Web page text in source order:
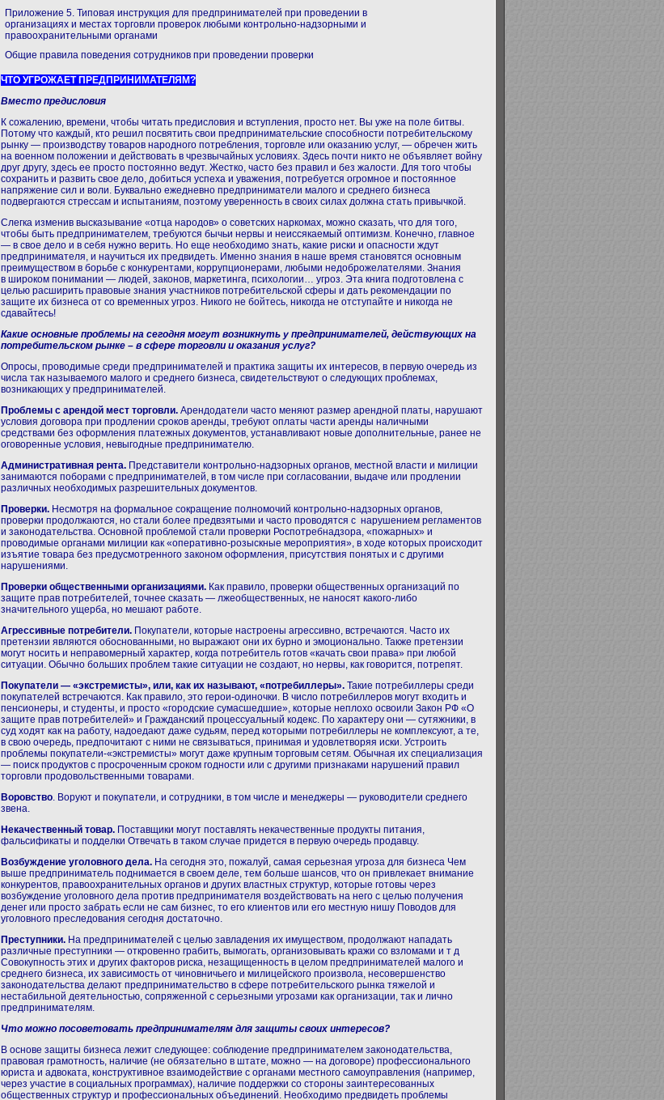
Приложение 5. Типовая инструкция для предпринимателей при проведении в
организациях и местах торговли проверок любыми контрольно-надзорными и
правоохранительными органами
Общие правила поведения сотрудников при проведении проверки
ЧТО УГРОЖАЕТ ПРЕДПРИНИМАТЕЛЯМ?
Вместо предисловия
К сожалению, времени, чтобы читать предисловия и вступления, просто нет. Вы уже на поле битвы.
Потому что каждый, кто решил посвятить свои предпринимательские способности потребительскому
рынку — производству товаров народного потребления, торговле или оказанию услуг, — обречен жить
на военном положении и действовать в чрезвычайных условиях. Здесь почти никто не объявляет войну
друг другу, здесь ее просто постоянно ведут. Жестко, часто без правил и без жалости. Для того чтобы
сохранить и развить свое дело, добиться успеха и уважения, потребуется огромное и постоянное
напряжение сил и воли. Буквально ежедневно предприниматели малого и среднего бизнеса
подвергаются стрессам и испытаниям, поэтому уверенность в своих силах должна стать привычкой.
Слегка изменив высказывание «отца народов» о советских наркомах, можно сказать, что для того,
чтобы быть предпринимателем, требуются бычьи нервы и неиссякаемый оптимизм. Конечно, главное
— в свое дело и в себя нужно верить. Но еще необходимо знать, какие риски и опасности ждут
предпринимателя, и научиться их предвидеть. Именно знания в наше время становятся основным
преимуществом в борьбе с конкурентами, коррупционерами, любыми недоброжелателями. Знания
в широком понимании — людей, законов, маркетинга, психологии… угроз. Эта книга подготовлена с
целью расширить правовые знания участников потребительской сферы и дать рекомендации по
защите их бизнеса от со временных угроз. Никого не бойтесь, никогда не отступайте и никогда не
сдавайтесь!
Какие основные проблемы на сегодня могут возникнуть у предпринимателей, действующих на
потребительском рынке – в сфере торговли и оказания услуг?
Опросы, проводимые среди предпринимателей и практика защиты их интересов, в первую очередь из
числа так называемого малого и среднего бизнеса, свидетельствуют о следующих проблемах,
возникающих у предпринимателей.
Проблемы с арендой мест торговли. Арендодатели часто меняют размер арендной платы, нарушают
условия договора при продлении сроков аренды, требуют оплаты части аренды наличными
средствами без оформления платежных документов, устанавливают новые дополнительные, ранее не
оговоренные условия, невыгодные предпринимателю.
Административная рента. Представители контрольно-надзорных органов, местной власти и милиции
занимаются поборами с предпринимателей, в том числе при согласовании, выдаче или продлении
различных необходимых разрешительных документов.
Проверки. Несмотря на формальное сокращение полномочий контрольно-надзорных органов,
проверки продолжаются, но стали более предвзятыми и часто проводятся с нарушением регламентов
и законодательства. Основной проблемой стали проверки Роспотребнадзора, «пожарных» и
проводимые органами милиции как «оперативно-розыскные мероприятия», в ходе которых происходит
изъятие товара без предусмотренного законом оформления, присутствия понятых и с другими
нарушениями.
Проверки общественными организациями. Как правило, проверки общественных организаций по
защите прав потребителей, точнее сказать — лжеобщественных, не наносят какого-либо
значительного ущерба, но мешают работе.
Агрессивные потребители. Покупатели, которые настроены агрессивно, встречаются. Часто их
претензии являются обоснованными, но выражают они их бурно и эмоционально. Также претензии
могут носить и неправомерный характер, когда потребитель готов «качать свои права» при любой
ситуации. Обычно больших проблем такие ситуации не создают, но нервы, как говорится, потрепят.
Покупатели — «экстремисты», или, как их называют, «потребиллеры». Такие потребиллеры среди
покупателей встречаются. Как правило, это герои-одиночки. В число потребиллеров могут входить и
пенсионеры, и студенты, и просто «городские сумасшедшие», которые неплохо освоили Закон РФ «О
защите прав потребителей» и Гражданский процессуальный кодекс. По характеру они — сутяжники, в
суд ходят как на работу, надоедают даже судьям, перед которыми потребиллеры не комплексуют, а те,
в свою очередь, предпочитают с ними не связываться, принимая и удовлетворяя иски. Устроить
проблемы покупатели-«экстремисты» могут даже крупным торговым сетям. Обычная их специализация
— поиск продуктов с просроченным сроком годности или с другими признаками нарушений правил
торговли продовольственными товарами.
Воровство. Воруют и покупатели, и сотрудники, в том числе и менеджеры — руководители среднего
звена.
Некачественный товар. Поставщики могут поставлять некачественные продукты питания,
фальсификаты и подделки Отвечать в таком случае придется в первую очередь продавцу.
Возбуждение уголовного дела. На сегодня это, пожалуй, самая серьезная угроза для бизнеса Чем
выше предприниматель поднимается в своем деле, тем больше шансов, что он привлекает внимание
конкурентов, правоохранительных органов и других властных структур, которые готовы через
возбуждение уголовного дела против предпринимателя воздействовать на него с целью получения
денег или просто забрать если не сам бизнес, то его клиентов или его местную нишу Поводов для
уголовного преследования сегодня достаточно.
Преступники. На предпринимателей с целью завладения их имуществом, продолжают нападать
различные преступники — откровенно грабить, вымогать, организовывать кражи со взломами и т д
Совокупность этих и других факторов риска, незащищенность в целом предпринимателей малого и
среднего бизнеса, их зависимость от чиновничьего и милицейского произвола, несовершенство
законодательства делают предпринимательство в сфере потребительского рынка тяжелой и
нестабильной деятельностью, сопряженной с серьезными угрозами как организации, так и лично
предпринимателям.
Что можно посоветовать предпринимателям для защиты своих интересов?
В основе защиты бизнеса лежит следующее: соблюдение предпринимателем законодательства,
правовая грамотность, наличие (не обязательно в штате, можно — на договоре) профессионального
юриста и адвоката, конструктивное взаимодействие с органами местного самоуправления (например,
через участие в социальных программах), наличие поддержки со стороны заинтересованных
общественных структур и профессиональных объединений. Необходимо предвидеть проблемы